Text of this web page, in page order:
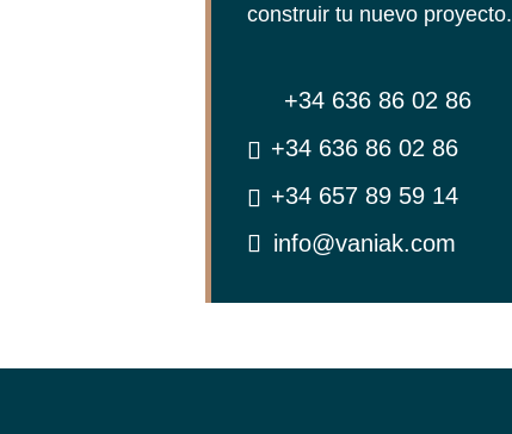
construir tu nuevo proyecto.
+34 636 86 02 86
+34 636 86 02 86
+34 657 89 59 14
info@vaniak.com